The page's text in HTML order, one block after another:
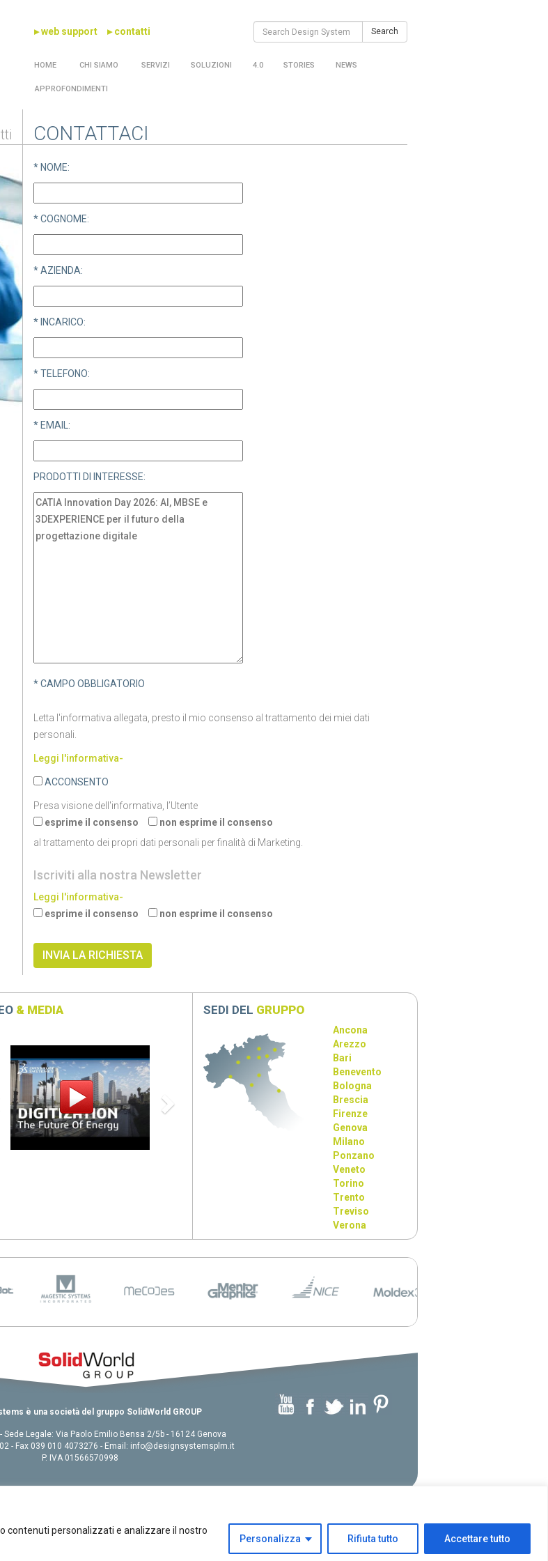
contenuti personalizzati e analizzare il nostro
Personalizza Rifiuta tutto Accettare tutto
▸ web support ▸ contatti
Search
for:
Search
HOME CHI SIAMO SERVIZI SOLUZIONI 4.0 STORIES NEWS
APPROFONDIMENTI
CONTATTACI
* NOME:
* COGNOME:
* AZIENDA:
* INCARICO:
* TELEFONO:
* EMAIL:
PRODOTTI DI INTERESSE:
* CAMPO OBBLIGATORIO
Letta l'informativa allegata, presto il mio consenso al trattamento dei miei dati
personali.
Leggi l'informativa-
ACCONSENTO
Presa visione dell'informativa, l’Utente
esprime il consenso
non esprime il consenso
al trattamento dei propri dati personali per finalità di Marketing.
Iscriviti alla nostra Newsletter
Leggi l'informativa-
esprime il consenso
non esprime il consenso
& MEDIA
Innovation in the Age of Experience
Previous
SEDI DEL GRUPPO
Ancona
Arezzo
Bari
Benevento
Bologna
Brescia
Firenze
Genova
Milano
Ponzano
Veneto
Torino
Trento
Treviso
Verona
è una società del gruppo SolidWorld GROUP
Sede Legale: Via Paolo Emilio Bensa 2/5b - 16124 Genova
- Fax 039 010 4073276 - Email: info@designsystemsplm.it
P. IVA 01566570998
2015 © Design Systems. All rights reserved.